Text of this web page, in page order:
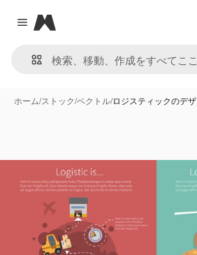
Close menu
Magnific
ホーム/ストック/ベクトル/ロジスティックのデ